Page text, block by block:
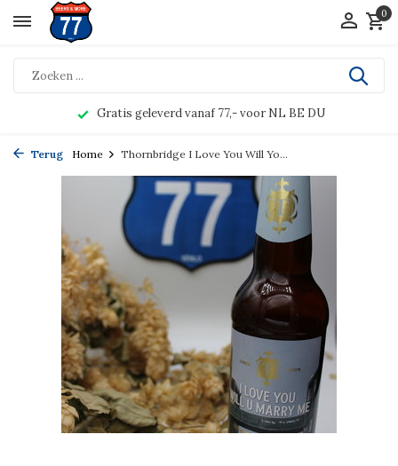
0
Gratis geleverd vanaf 77,- voor NL BE DU
Terug Home Thornbridge I Love You Will Yo...